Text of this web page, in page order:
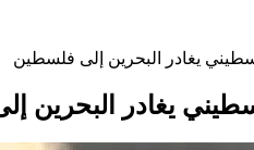
يغادر البحرين إلى فلسطين
يغادر البحرين